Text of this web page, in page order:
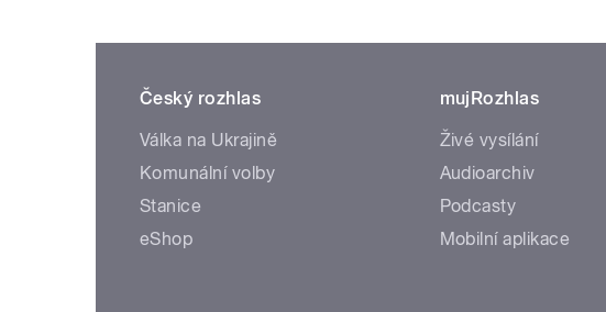
Český rozhlas
Válka na Ukrajině
Komunální volby
Stanice
eShop
mujRozhlas
Živé vysílání
Audioarchiv
Podcasty
Mobilní aplikace